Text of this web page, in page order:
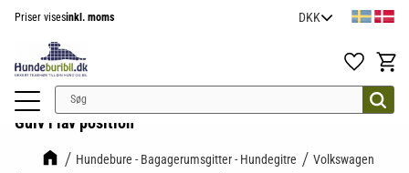
Priser visesinkl. moms
Favoritter
Gulv i lav position
Hundebure - Bagagerumsgitter - Hundegitre
Volkswagen